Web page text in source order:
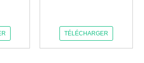
TÉLÉCHARGER